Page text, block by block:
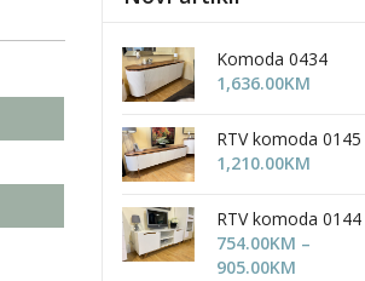
Komoda 0434
1,636.00KM
RTV komoda 0145
1,210.00KM
RTV komoda 0144
754.00KM –
905.00KM